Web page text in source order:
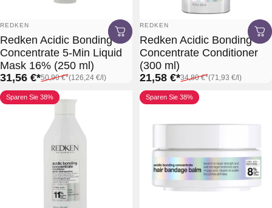
Anbieter:
REDKEN
Redken Acidic Bonding
Concentrate 5-Min Liquid
Mask 16% (250 ml)
Verkaufspreis*
31,56 €*
Normaler Preis*
50,90 €*
Grundpreis (126,24 €/
pro l)
Anbieter:
REDKEN
Redken Acidic Bonding
Concentrate Conditioner
(300 ml)
Verkaufspreis*
21,58 €*
Normaler Preis*
34,80 €*
Grundpreis (71,93 €/
pro l)
Sparen Sie 38% Sparen Sie 38%